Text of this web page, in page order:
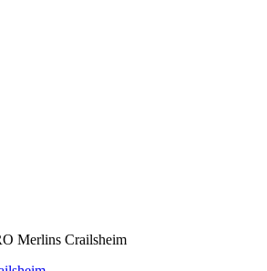
Merlins Crailsheim